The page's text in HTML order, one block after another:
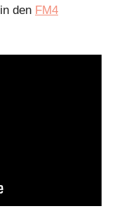
in den FM4